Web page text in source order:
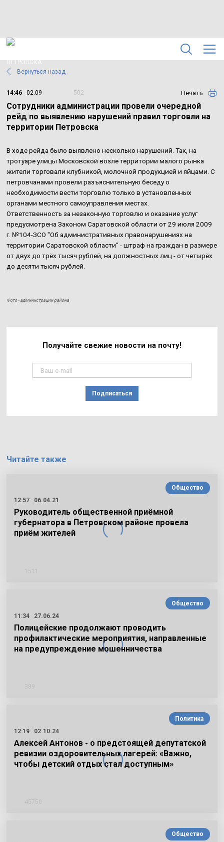
Вернуться назад
14:46 02.09 502 Печать
Сотрудники администрации провели очередной
рейд по выявлению нарушений правил торговли на
территории Петровска
В ходе рейда было выявлено несколько нарушений. Так, на
тротуаре улицы Московской возле территории малого рынка
жители торговали клубникой, молочной продукцией и яйцами. С
петровчанами провели разъяснительную беседу о
необходимости вести торговлю только в установленных
органами местного самоуправления местах.
Ответственность за незаконную торговлю и оказание услуг
предусмотрена Законом Саратовской области от 29 июля 2009
г. №104-ЗСО "Об административных правонарушениях на
территории Саратовской области” - штраф на граждан в размере
от двух до трёх тысяч рублей, на должностных лиц - от четырёх
до десяти тысяч рублей.
Фото - администрации района
Получайте свежие новости на почту!
Подписаться
Читайте также
Общество
12:57
06.04.21
Руководитель общественной приёмной
губернатора в Петровском районе провела
приём жителей
Общество
11:34
27.06.24
Полицейские продолжают проводить
профилактические мероприятия, направленные
на предупреждение мошенничества
Политика
12:19
02.10.24
Алексей Антонов - о предстоящей депутатской
ревизии оздоровительных лагерей: «Важно,
чтобы детский отдых стал доступным»
Общество